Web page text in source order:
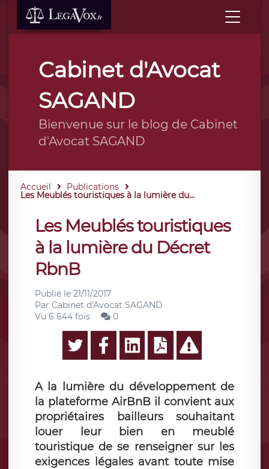
Cabinet d'Avocat
SAGAND
Bienvenue sur le blog de Cabinet
d'Avocat SAGAND
Accueil Publications
Les Meublés touristiques à la lumière du...
Les Meublés touristiques
à la lumière du Décret
RbnB
Publié le 21/11/2017
Par Cabinet d'Avocat SAGAND
Vu 6 644 fois
0
A la lumière du développement de
la plateforme AirBnB il convient aux
propriétaires bailleurs souhaitant
louer leur bien en meublé
touristique de se renseigner sur les
exigences légales avant toute mise